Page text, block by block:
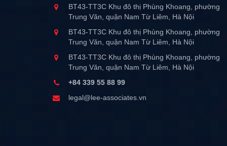
BT43-TT3C Khu đô thị Phùng Khoang, phường
Trung Văn, quận Nam Từ Liêm, Hà Nội
BT43-TT3C Khu đô thị Phùng Khoang, phường
Trung Văn, quận Nam Từ Liêm, Hà Nội
BT43-TT3C Khu đô thị Phùng Khoang, phường
Trung Văn, quận Nam Từ Liêm, Hà Nội
+84 339 55 88 99
legal@lee-associates.vn